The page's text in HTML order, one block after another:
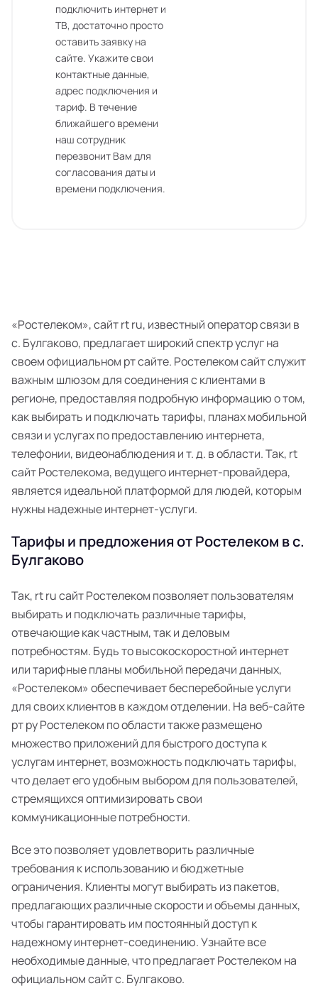
подключить интернет и
ТВ, достаточно просто
оставить заявку на
сайте. Укажите свои
контактные данные,
адрес подключения и
тариф. В течение
ближайшего времени
наш сотрудник
перезвонит Вам для
согласования даты и
времени подключения.
«Ростелеком», сайт rt ru, известный оператор связи в
с. Булгаково, предлагает широкий спектр услуг на
своем официальном рт сайте. Ростелеком сайт служит
важным шлюзом для соединения с клиентами в
регионе, предоставляя подробную информацию о том,
как выбирать и подключать тарифы, планах мобильной
связи и услугах по предоставлению интернета,
телефонии, видеонаблюдения и т. д. в области. Так, rt
сайт Ростелекома, ведущего интернет-провайдера,
является идеальной платформой для людей, которым
нужны надежные интернет-услуги.
Тарифы и предложения от Ростелеком в с.
Булгаково
Так, rt ru сайт Ростелеком позволяет пользователям
выбирать и подключать различные тарифы,
отвечающие как частным, так и деловым
потребностям. Будь то высокоскоростной интернет
или тарифные планы мобильной передачи данных,
«Ростелеком» обеспечивает бесперебойные услуги
для своих клиентов в каждом отделении. На веб-сайте
рт ру Ростелеком по области также размещено
множество приложений для быстрого доступа к
услугам интернет, возможность подключать тарифы,
что делает его удобным выбором для пользователей,
стремящихся оптимизировать свои
коммуникационные потребности.
Все это позволяет удовлетворить различные
требования к использованию и бюджетные
ограничения. Клиенты могут выбирать из пакетов,
предлагающих различные скорости и объемы данных,
чтобы гарантировать им постоянный доступ к
надежному интернет-соединению. Узнайте все
необходимые данные, что предлагает Ростелеком на
официальном сайт с. Булгаково.